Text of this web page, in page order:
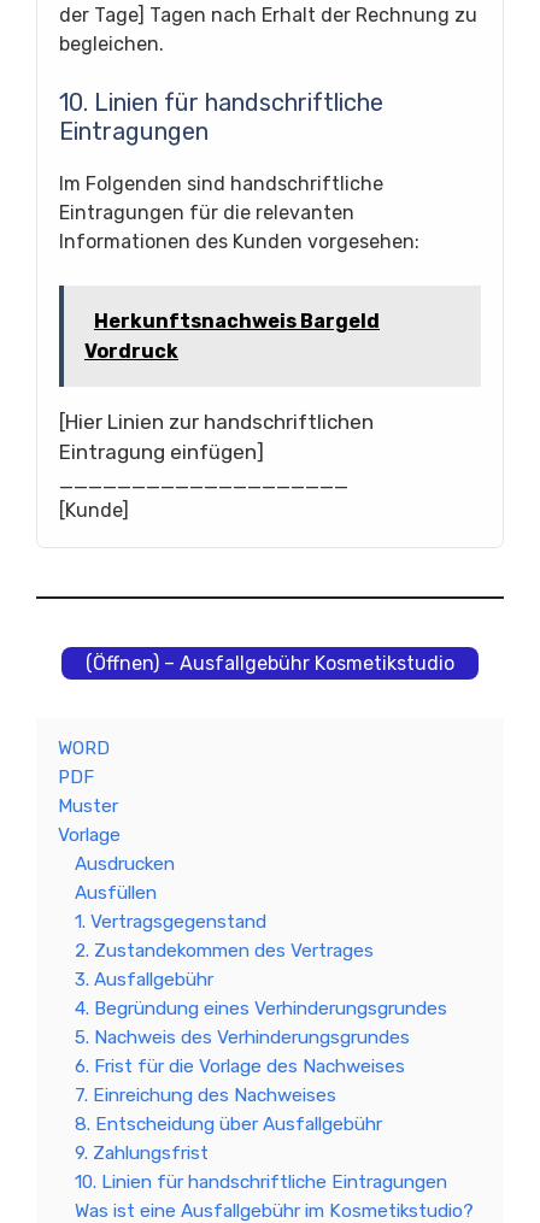
der Tage] Tagen nach Erhalt der Rechnung zu
begleichen.
10. Linien für handschriftliche
Eintragungen
Im Folgenden sind handschriftliche
Eintragungen für die relevanten
Informationen des Kunden vorgesehen:
Herkunftsnachweis Bargeld
Vordruck
[Hier Linien zur handschriftlichen
Eintragung einfügen]
[Kunde]
(Öffnen) – Ausfallgebühr Kosmetikstudio
WORD
PDF
Muster
Vorlage
Ausdrucken
Ausfüllen
1. Vertragsgegenstand
2. Zustandekommen des Vertrages
3. Ausfallgebühr
4. Begründung eines Verhinderungsgrundes
5. Nachweis des Verhinderungsgrundes
6. Frist für die Vorlage des Nachweises
7. Einreichung des Nachweises
8. Entscheidung über Ausfallgebühr
9. Zahlungsfrist
10. Linien für handschriftliche Eintragungen
Was ist eine Ausfallgebühr im Kosmetikstudio?